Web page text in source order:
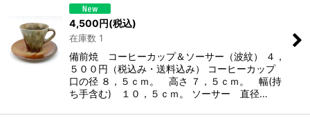
4,500円(税込)
在庫数 1
備前焼 コーヒーカップ＆ソーサー（波紋） ４，
５００円（税込み・送料込み） コーヒーカップ
口の径 ８，５ｃｍ。 高さ ７，５ｃｍ。 幅(持
ち手含む) １０，５ｃｍ。 ソーサー 直径…